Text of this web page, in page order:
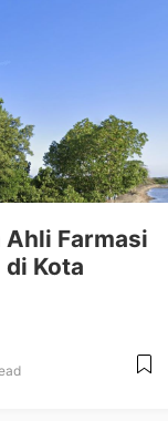
Ahli Farmasi
di Kota